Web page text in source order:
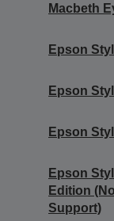
Macbeth
Epson
Epson
Epson
Epson
Edition
Support)